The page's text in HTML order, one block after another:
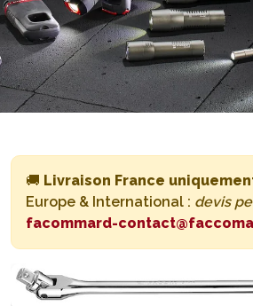
🚚 Livraison France
Europe & International : devis
facommard-